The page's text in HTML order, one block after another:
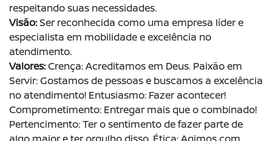
respeitando suas necessidades.
Visão:Ser reconhecida como uma empresa líder e
especialista em mobilidade e excelência no
atendimento.
Valores:Crença: Acreditamos em Deus. Paixão em
Servir: Gostamos de pessoas e buscamos a excelência
no atendimento! Entusiasmo: Fazer acontecer!
Comprometimento: Entregar mais que o combinado!
Pertencimento: Ter o sentimento de fazer parte de